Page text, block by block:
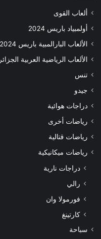
ألعاب القوى
أولمبياد باريس 2024
الألعاب البارالمبية باريس 2024
الألعاب الرياضية العربية الجزائر 2023
تنس
جيدو
دراجات هوائية
رياضات أخرى
رياضات قتالية
رياضات ميكانيكية
دراجات نارية
رالي
فورمولا وان
كارتينغ
سباحة